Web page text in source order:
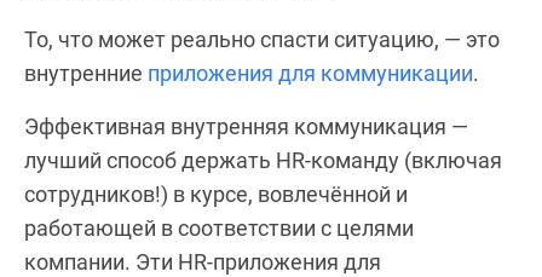
То, что может реально спасти ситуацию, — это
внутренние приложения для коммуникации.
Эффективная внутренняя коммуникация —
лучший способ держать HR-команду (включая
сотрудников!) в курсе, вовлечённой и
работающей в соответствии с целями
компании. Эти HR-приложения для